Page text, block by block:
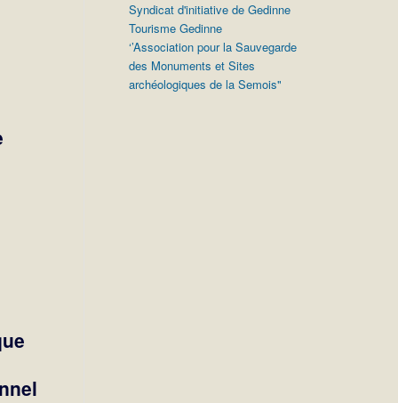
Syndicat d'initiative de Gedinne
Tourisme Gedinne
‘’Association pour la Sauvegarde
des Monuments et Sites
archéologiques de la Semois"